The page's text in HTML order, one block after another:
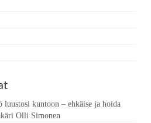
luustosi kuntoon – ehkäise ja hoida
Olli Simonen